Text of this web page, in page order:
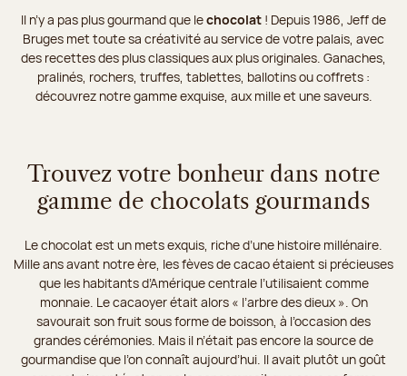
Il n’y a pas plus gourmand que lechocolat ! Depuis 1986, Jeff de
Bruges met toute sa créativité au service de votre palais, avec
des recettes des plus classiques aux plus originales. Ganaches,
pralinés, rochers, truffes, tablettes, ballotins ou coffrets :
découvrez notre gamme exquise, aux mille et une saveurs.
Trouvez votre bonheur dans notre
gamme de chocolats gourmands
Le chocolat est un mets exquis, riche d’une histoire millénaire.
Mille ans avant notre ère, les fèves de cacao étaient si précieuses
que les habitants d’Amérique centrale l’utilisaient comme
monnaie. Le cacaoyer était alors « l’arbre des dieux ». On
savourait son fruit sous forme de boisson, à l’occasion des
grandes cérémonies. Mais il n’était pas encore la source de
gourmandise que l’on connaît aujourd’hui. Il avait plutôt un goût